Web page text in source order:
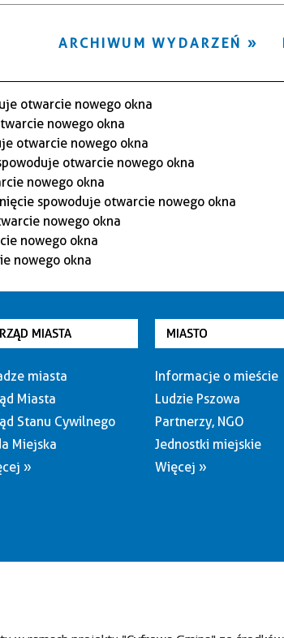
ARCHIWUM WYDARZEŃ
MIASTA
miasta
Miasta
Stanu Cywilnego
Miejska
»
MIASTO
Informacje o mieście
Ludzie Pszowa
Partnerzy, NGO
Jednostki miejskie
Więcej »